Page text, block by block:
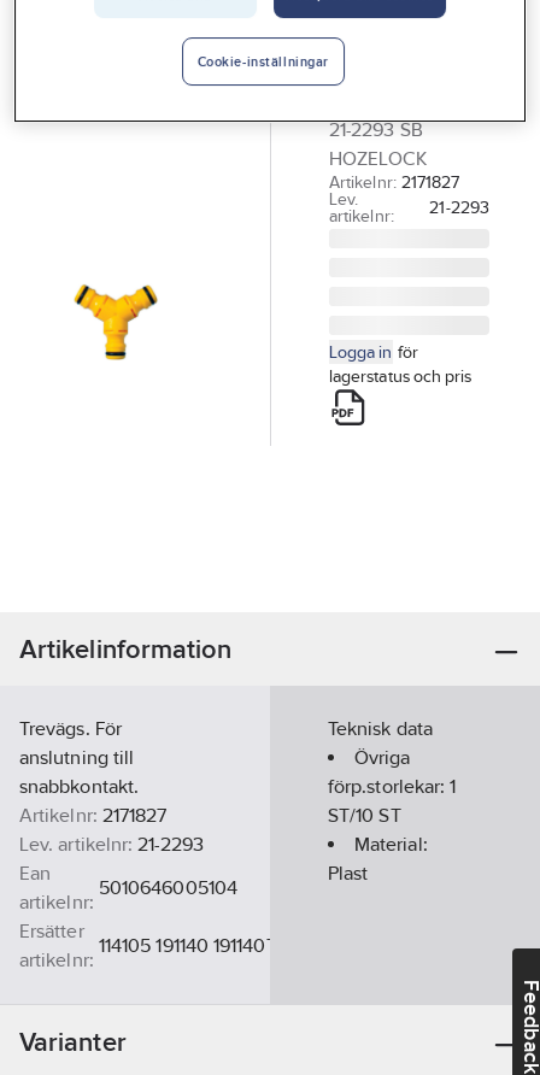
Grenkoppling
Hozelock
21-2293 SB
HOZELOCK
Artikelnr: 2171827
Lev.
artikelnr:
21-2293
Logga in för
lagerstatus och pris
Artikelinformation
Trevägs. För
anslutning till
snabbkontakt.
Artikelnr: 2171827
Lev. artikelnr: 21-2293
Ean
artikelnr:
5010646005104
Ersätter
artikelnr:
114105 191140 191140T
Teknisk data
Övriga
förp.storlekar:1
ST/10 ST
Material:
Plast
Varianter
Cookie-inställningar